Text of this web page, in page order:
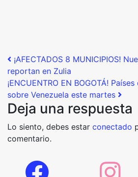
Post navigation
¡AFECTADOS 8 MUNICIPIOS!
reportan en Zulia
¡ENCUENTRO EN BOGOTÁ!
sobre Venezuela este martes
Deja una respuesta
Lo siento, debes estar conectado
comentario.